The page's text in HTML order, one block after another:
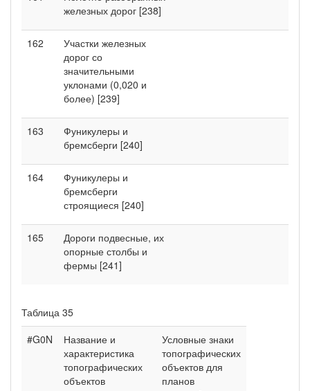
железных дорог [238]
162
Участки железных
дорог со
значительными
уклонами (0,020 и
более) [239]
163
Фуникулеры и
бремсберги [240]
164
Фуникулеры и
бремсберги
строящиеся [240]
165
Дороги подвесные, их
опорные столбы и
фермы [241]
Таблица 35
#G0N
Название и
характеристика
топографических
объектов
Условные знаки
топографических
объектов для
планов